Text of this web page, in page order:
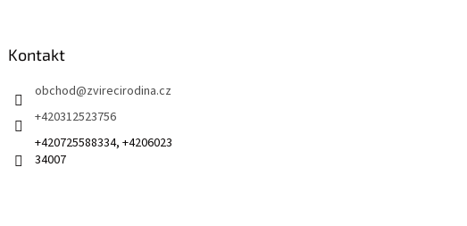
Kontakt
obchod@zvirecirodina.cz
+420312523756
+420725588334, +4206023
34007